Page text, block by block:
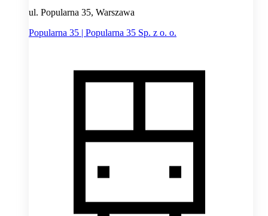
ul. Popularna 35, Warszawa
Popularna 35 | Popularna 35 Sp. z o. o.